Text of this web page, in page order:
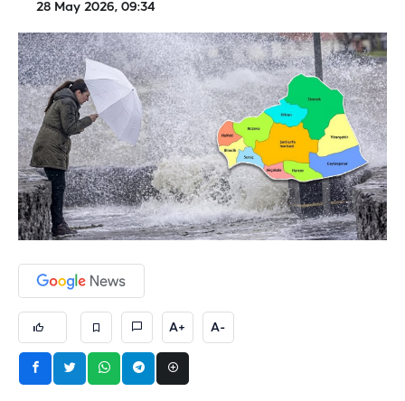
28 May 2026, 09:34
A+ A-